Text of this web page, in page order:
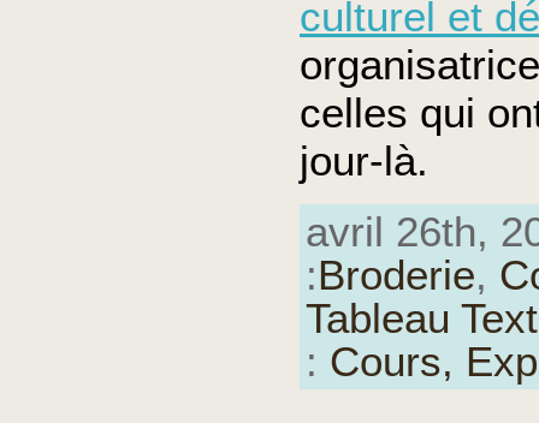
culturel et
celles qui
jour-là.
avril 26th,
:Broderie,
Tableau
: Cours,